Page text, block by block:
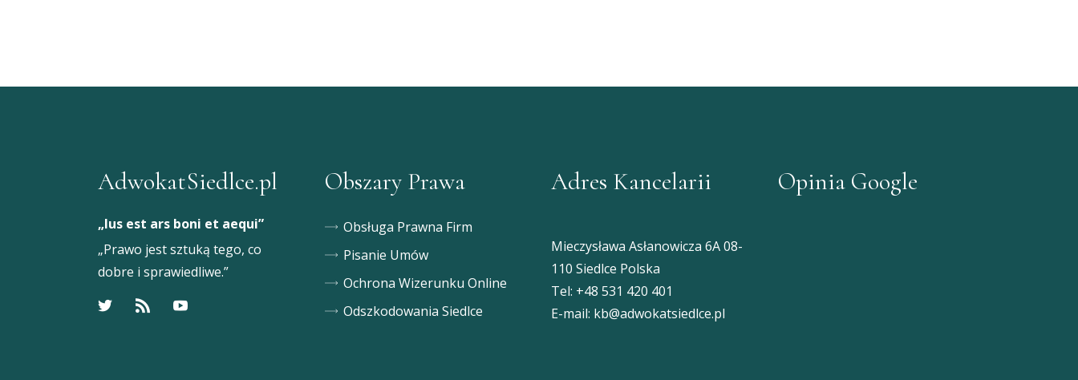
AdwokatSiedlce.pl
„Ius est ars boni et aequi”
„Prawo jest sztuką tego, co
dobre i sprawiedliwe.”
Obszary Prawa
Obsługa Prawna Firm
Pisanie Umów
Ochrona Wizerunku Online
Odszkodowania Siedlce
Adres Kancelarii
Mieczysława Asłanowicza 6A 08-
110 Siedlce Polska
Tel: +48 531 420 401
E-mail: kb@adwokatsiedlce.pl
Opinia Google